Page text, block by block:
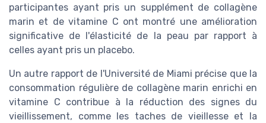
participantes ayant pris un supplément de collagène
marin et de vitamine C ont montré une amélioration
significative de l'élasticité de la peau par rapport à
celles ayant pris un placebo.
Un autre rapport de l'Université de Miami précise que la
consommation régulière de collagène marin enrichi en
vitamine C contribue à la réduction des signes du
vieillissement, comme les taches de vieillesse et la